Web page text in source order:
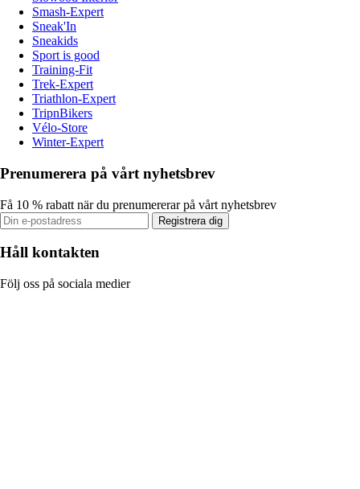
Smash-Expert
Sneak'In
Sneakids
Sport is good
Training-Fit
Trek-Expert
Triathlon-Expert
TripnBikers
Vélo-Store
Winter-Expert
Prenumerera på vårt nyhetsbrev
Få 10 % rabatt när du prenumererar på vårt nyhetsbrev
Registrera dig
Håll kontakten
Följ oss på sociala medier